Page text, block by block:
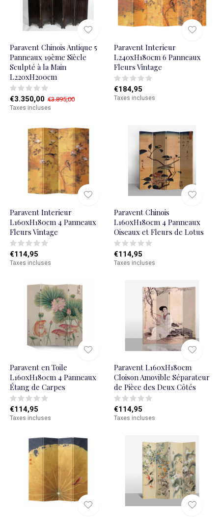
Paravent Chinois Antique 5
Panneaux 19ème Siècle
Sculpté à la Main
L220xH200cm
€3.350,00 €3.895,00
Taxes incluses
Paravent Interieur
L240xH180cm 6 Panneaux
Fleurs Vintage
€184,95
Taxes incluses
Paravent Interieur
L160xH180cm 4 Panneaux
Fleurs Vintage
€114,95
Taxes incluses
Paravent Chinois
L160xH180cm 4 Panneaux
Oiseaux et Fleurs de Lotus
€114,95
Taxes incluses
Paravent en Toile
L160xH180cm 4 Panneaux
Étang de Carpes
€114,95
Taxes incluses
Paravent L160xH180cm
Cloison Amovible Séparateur
de Pièce des Deux Côtés
€114,95
Taxes incluses